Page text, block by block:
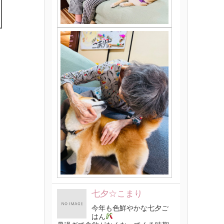
七夕☆こまり
今年も色鮮やかな七夕ご
はん